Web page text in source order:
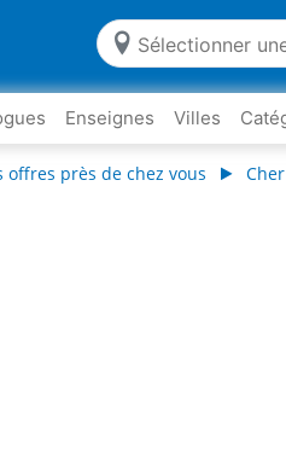
Enseignes Villes
près de chez vous Cher